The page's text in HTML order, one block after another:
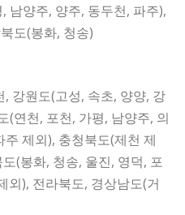
남양주, 양주, 동두천, 파주),
도(봉화, 청송)
, 강원도(고성, 속초, 양양, 강
(연천, 포천, 가평, 남양주, 의
제외), 충청북도(제천 제
(봉화, 청송, 울진, 영덕, 포
외), 전라북도, 경상남도(거